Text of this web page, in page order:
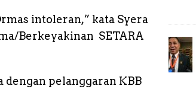
intoleran,” kata Syera
Berkeyakinan SETARA
dengan pelanggaran KBB